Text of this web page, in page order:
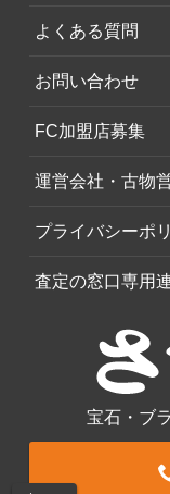
よくある質問
お問い合わせ
FC加盟店募集
運営会社・古物
プライバシーポ
査定の窓口専用
宝石・ブ